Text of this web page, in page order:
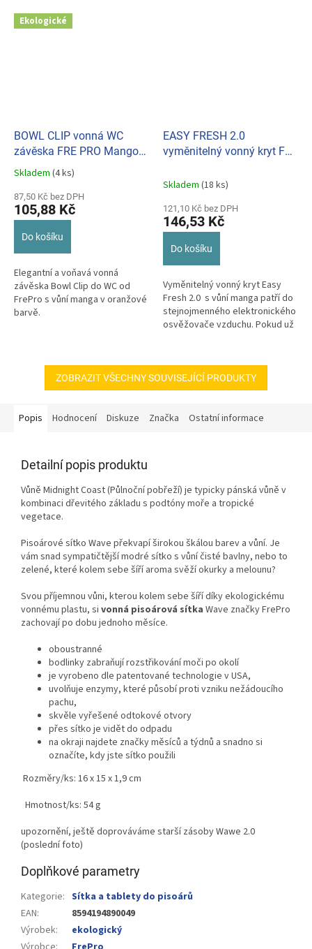
Ekologické
BOWL CLIP vonná WC
závěska FRE PRO Mango
(oranžová) 010407
Průměrné
produktu
je
5
hvězdiček.
Skladem (4 ks)
87,50 Kč bez DPH
105,88 Kč
Do košíku
Elegantní a voňavá vonná
závěska Bowl Clip do WC od
FrePro s vůní manga v oranžové
barvě.
EASY FRESH 2.0
vyměnitelný vonný kryt FRE
Skladem (18 ks)
121,10 Kč bez DPH
146,53 Kč
Do košíku
Vyměnitelný vonný kryt Easy
Fresh 2.0 s vůní manga patří do
stejnojmenného elektronického
osvěžovače vzduchu. Pokud už
ZOBRAZIT VŠECHNY SOUVISEJÍCÍ PRODUKTY
Popis Hodnocení Diskuze Značka Ostatní informace
Detailní popis produktu
Vůně Midnight Coast (Půlnoční pobřeží) je typicky pánská vůně v
kombinaci dřevitého základu s podtóny moře a tropické
vegetace.
Pisoárové sítko Wave překvapí širokou škálou barev a vůní. Je
vám snad sympatičtější modré sítko s vůní čisté bavlny, nebo to
zelené, které kolem sebe šíří aroma svěží okurky a melounu?
Svou příjemnou vůni, kterou kolem sebe šíří díky ekologickému
vonnému plastu, si vonná pisoárová sítka Wave značky FrePro
zachovají po dobu jednoho měsíce.
oboustranné
bodlinky zabraňují rozstřikování moči po okolí
je vyrobeno dle patentované technologie v USA,
uvolňuje enzymy, které působí proti vzniku nežádoucího
pachu,
skvěle vyřešené odtokové otvory
přes sítko je vidět do odpadu
na okraji najdete značky měsíců a týdnů a snadno si
označíte, kdy jste sítko použili
Rozměry/ks: 16 x 15 x 1,9 cm
Hmotnost/ks: 54 g
upozornění, ještě doprováváme starší zásoby Wawe 2.0
(poslední foto)
Doplňkové parametry
Kategorie: Sítka a tablety do pisoárů
EAN:
8594194890049
Výrobek:
ekologický